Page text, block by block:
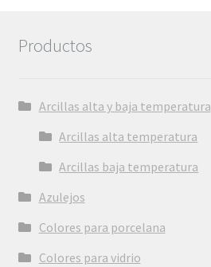
Productos
Arcillas alta y baja temperatura
Arcillas alta temperatura
Arcillas baja temperatura
Azulejos
Colores para porcelana
Colores para vidrio